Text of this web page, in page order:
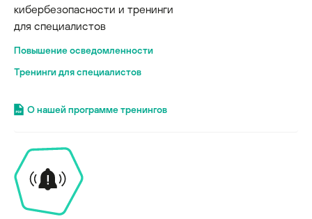
кибербезопасности и тренинги
для специалистов
Повышение осведомленности
Тренинги для специалистов
О нашей программе тренингов